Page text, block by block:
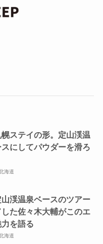
ステイの形。定山渓温
にしてパウダーを滑ろ
海道
渓温泉ベースのツアー
た佐々木大輔がこのエ
を語る
海道